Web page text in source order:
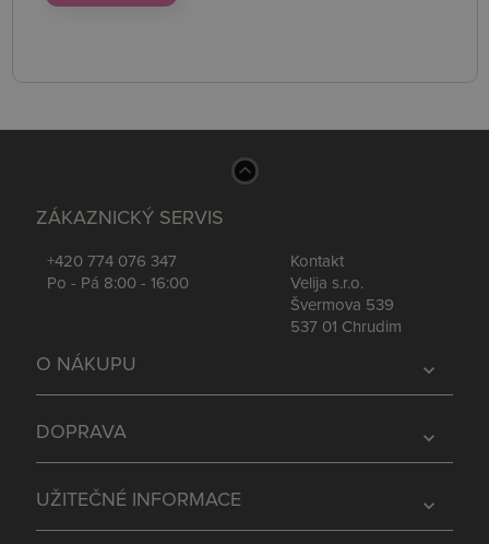
ZÁKAZNICKÝ SERVIS
+420 774 076 347
Po - Pá 8:00 - 16:00
Kontakt
Velija s.r.o.
Švermova 539
537 01 Chrudim
expand_more
O NÁKUPU
expand_more
DOPRAVA
expand_more
UŽITEČNÉ INFORMACE